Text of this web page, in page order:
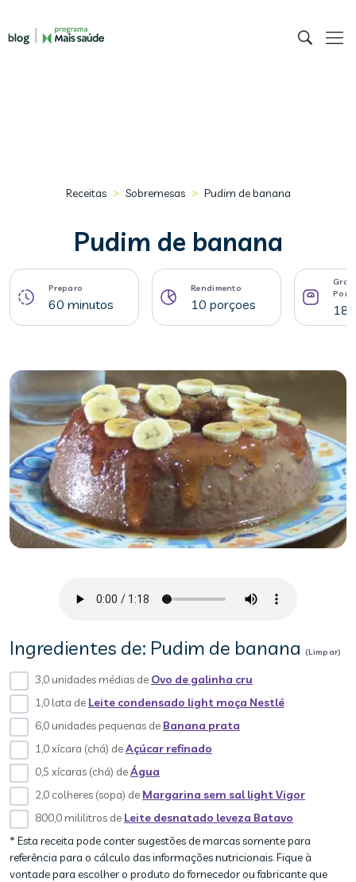
Receitas > Sobremesas > Pudim de banana
Pudim de banana
Preparo
60 minutos
Rendimento
10 porçoes
Ingredientes de: Pudim de banana (Limpar)
3,0 unidades médias de Ovo de galinha cru
1,0 lata de Leite condensado light moça Nestlé
6,0 unidades pequenas de Banana prata
1,0 xícara (chá) deAçúcar refinado
0,5 xícaras (chá) deÁgua
2,0 colheres (sopa) de Margarina sem sal light Vigor
800,0 mililitros de Leite desnatado leveza Batavo
* Esta receita pode conter sugestões de marcas somente para
referência para o cálculo das informações nutricionais. Fique à
vontade para escolher o produto do fornecedor ou fabricante que